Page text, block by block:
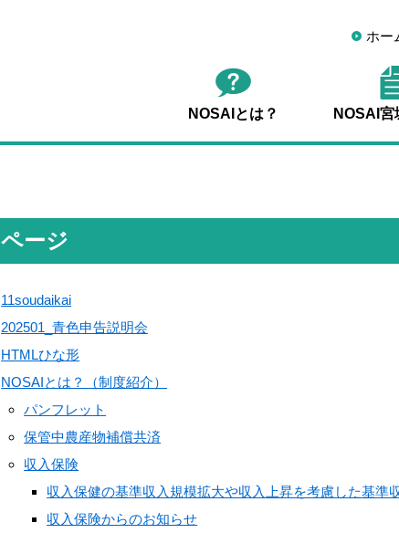
ホー
NOSAIとは？ NOSAI宮
ページ
11soudaikai
202501_青色申告説明会
HTMLひな形
NOSAIとは？（制度紹介）
パンフレット
保管中農産物補償共済
収入保険
収入保健の基準収入規模拡大や収入上昇を考慮した基準
収入保険からのお知らせ